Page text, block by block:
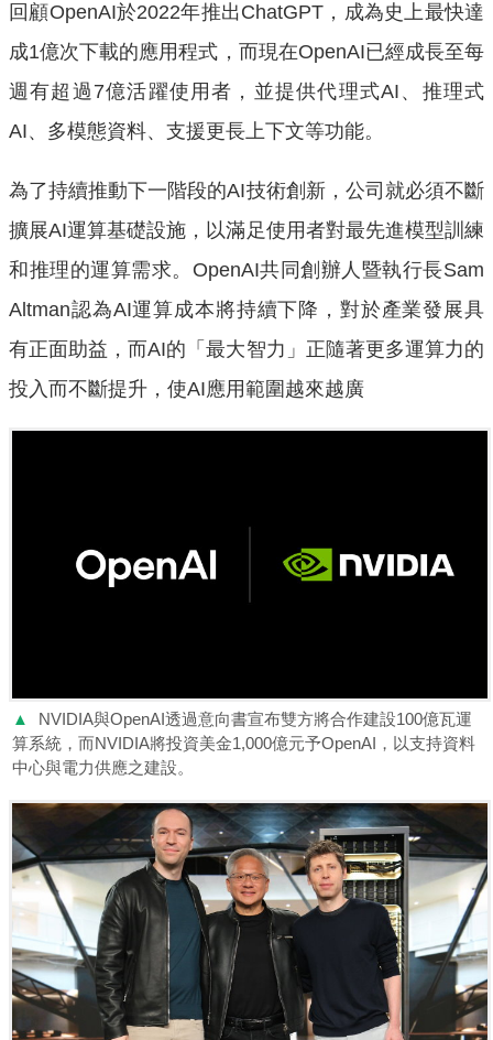
回顧OpenAI於2022年推出ChatGPT，成為史上最快達
成1億次下載的應用程式，而現在OpenAI已經成長至每
週有超過7億活躍使用者，並提供代理式AI、推理式
AI、多模態資料、支援更長上下文等功能。
為了持續推動下一階段的AI技術創新，公司就必須不斷
擴展AI運算基礎設施，以滿足使用者對最先進模型訓練
和推理的運算需求。OpenAI共同創辦人暨執行長Sam
Altman認為AI運算成本將持續下降，對於產業發展具
有正面助益，而AI的「最大智力」正隨著更多運算力的
投入而不斷提升，使AI應用範圍越來越廣
▲
NVIDIA與OpenAI透過意向書宣布雙方將合作建設100億瓦運
算系統，而NVIDIA將投資美金1,000億元予OpenAI，以支持資料
中心與電力供應之建設。